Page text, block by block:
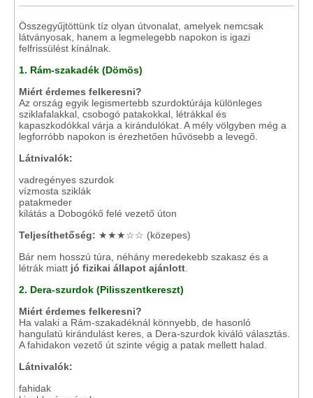
Összegyűjtöttünk tíz olyan útvonalat, amelyek nemcsak
látványosak, hanem a legmelegebb napokon is igazi
felfrissülést kínálnak.
1. Rám-szakadék (Dömös)
Miért érdemes felkeresni?
Az ország egyik legismertebb szurdoktúrája különleges
sziklafalakkal, csobogó patakokkal, létrákkal és
kapaszkodókkal várja a kirándulókat. A mély völgyben még a
legforróbb napokon is érezhetően hűvösebb a levegő.
Látnivalók:
vadregényes szurdok
vízmosta sziklák
patakmeder
kilátás a Dobogókő felé vezető úton
Teljesíthetőség: ★★★☆☆ (közepes)
Bár nem hosszú túra, néhány meredekebb szakasz és a
létrák miatt jó fizikai állapot ajánlott
2. Dera-szurdok (Pilisszentkereszt)
Miért érdemes felkeresni?
Ha valaki a Rám-szakadéknál könnyebb, de hasonló
hangulatú kirándulást keres, a Dera-szurdok kiváló választás.
A fahidakon vezető út szinte végig a patak mellett halad.
Látnivalók:
fahidak